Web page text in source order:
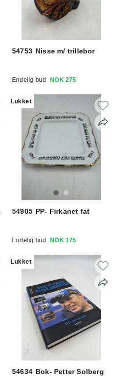
54753 Nisse m/ trillebor
Endelig bud NOK 275
Lukket
54905 PP- Firkanet fat
Endelig bud NOK 175
Lukket
54634 Bok- Petter Solberg